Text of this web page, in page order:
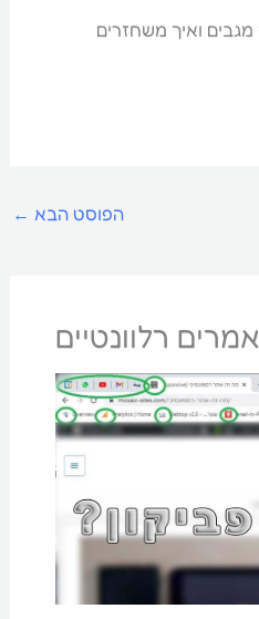
מגבים ואיך משחזרים
הפוסט הבא ←
רלוונטיים